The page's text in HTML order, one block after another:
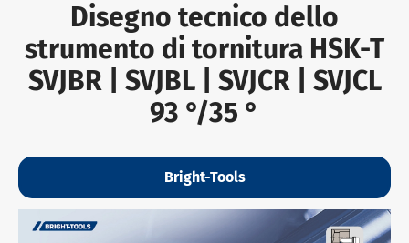
Disegno tecnico dello
strumento di tornitura HSK-T
SVJBR | SVJBL | SVJCR | SVJCL
93 °/35 °
Bright-Tools